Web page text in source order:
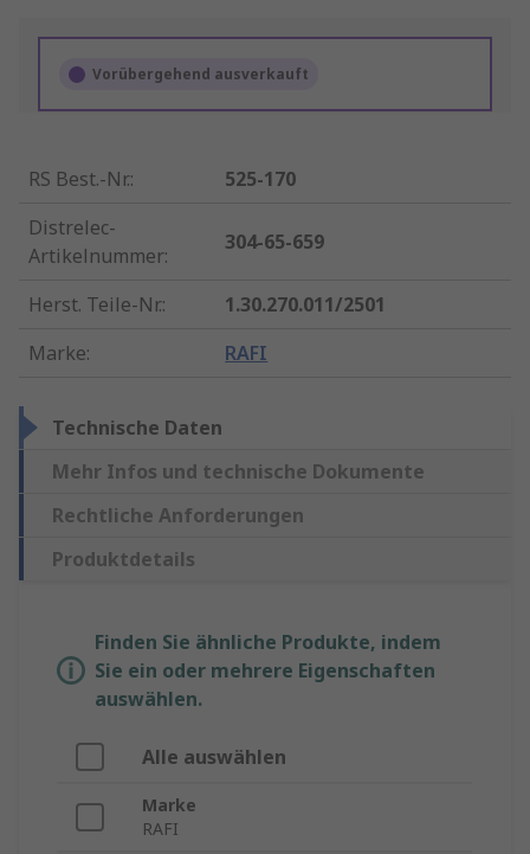
Vorübergehend ausverkauft
RS Best.-Nr.:
525-170
Distrelec-
Artikelnummer:
304-65-659
Herst. Teile-Nr.:
1.30.270.011/2501
Marke: RAFI
Technische Daten
Mehr Infos und technische Dokumente
Rechtliche Anforderungen
Produktdetails
Finden Sie ähnliche Produkte, indem
Sie ein oder mehrere Eigenschaften
auswählen.
Alle auswählen
Marke
RAFI